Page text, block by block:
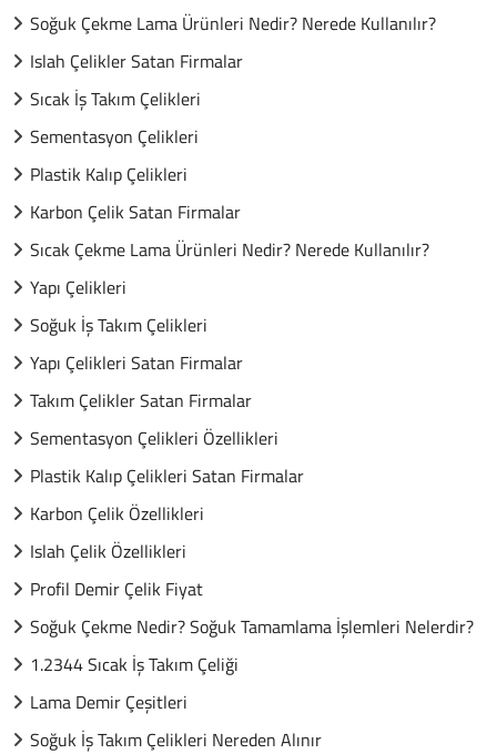
Soğuk Çekme Lama Ürünleri Nedir? Nerede Kullanılır?
Islah Çelikler Satan Firmalar
Sıcak İş Takım Çelikleri
Sementasyon Çelikleri
Plastik Kalıp Çelikleri
Karbon Çelik Satan Firmalar
Sıcak Çekme Lama Ürünleri Nedir? Nerede Kullanılır?
Yapı Çelikleri
Soğuk İş Takım Çelikleri
Yapı Çelikleri Satan Firmalar
Takım Çelikler Satan Firmalar
Sementasyon Çelikleri Özellikleri
Plastik Kalıp Çelikleri Satan Firmalar
Karbon Çelik Özellikleri
Islah Çelik Özellikleri
Profil Demir Çelik Fiyat
Soğuk Çekme Nedir? Soğuk Tamamlama İşlemleri Nelerdir?
1.2344 Sıcak İş Takım Çeliği
Lama Demir Çeşitleri
Soğuk İş Takım Çelikleri Nereden Alınır